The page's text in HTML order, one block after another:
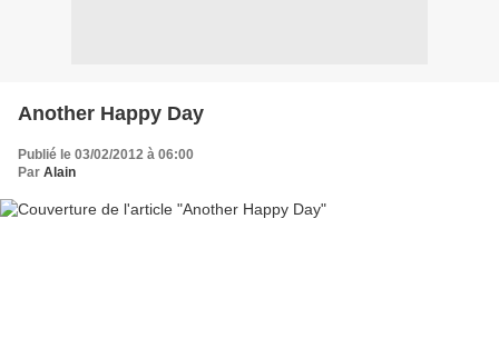
Another Happy Day
Publié le 03/02/2012 à 06:00
Par Alain